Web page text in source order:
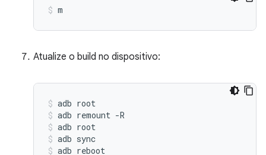
m
Atualize o build no dispositivo:
adb root
adb remount -R
adb root
adb sync
adb reboot